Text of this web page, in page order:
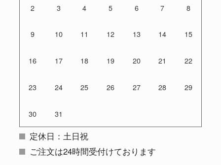
2 3 4 5 6 7 8
9 10 11 12 13 14 15
16 17 18 19 20 21 22
23 24 25 26 27 28 29
30 31
定休日：土日祝
ご注文は24時間受付けております